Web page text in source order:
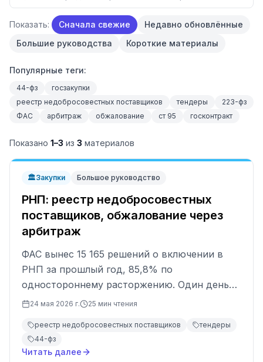
Показать: Сначала свежие
Недавно обновлённые
Большие руководства
Короткие материалы
Популярные теги:
44-фз
госзакупки
реестр недобросовестных поставщиков
тендеры
223-фз
ФАС
арбитраж обжалование ст 95 госконтракт
Показано 1–3 из 3 материалов
🏛️Закупки Большое руководство
РНП: реестр недобросовестных
поставщиков, обжалование через
арбитраж
ФАС вынес 15 165 решений о включении в
РНП за прошлый год, 85,8% по
одностороннему расторжению. Один день
просрочки = 2 года в РНП. Разберём 7
арбитраж и 6 реальных кейсов выхода.
24 мая 2026 г. 25 мин чтения
реестр недобросовестных поставщиков
тендеры
44-фз
Читать далее